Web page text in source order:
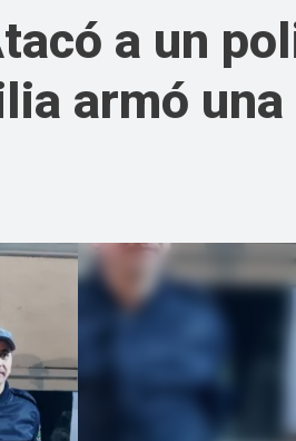
a un
armó